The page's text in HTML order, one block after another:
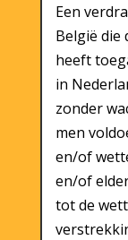
Een
België die
heeft
in
zonder
men
en/of
en/of
tot de